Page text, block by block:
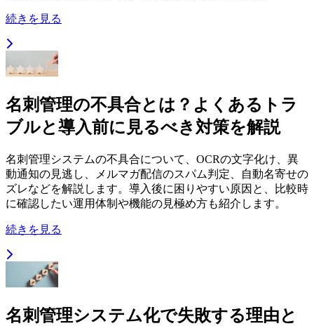
続きを見る
名刺管理の不具合とは？よくあるトラ
ブルと導入前に見るべき対策を解説
名刺管理システムの不具合について、OCRの文字化け、異
動通知の見逃し、メルマガ配信のスパム判定、自動名寄せの
ズレなどを解説します。導入後に困りやすい原因と、比較時
に確認したい運用体制や機能の見極め方も紹介します。
続きを見る
名刺管理システム化で失敗する理由と